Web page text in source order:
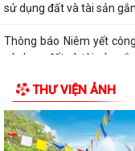
sử dụng đất và tài sản gắn
Thông báo Niêm yết
sử dụng đất và tài sản gắn
Quyết định về việc
hành, được sửa đổi,bổ
Thông báo niêm yết
THƯ VIỆN ẢNH